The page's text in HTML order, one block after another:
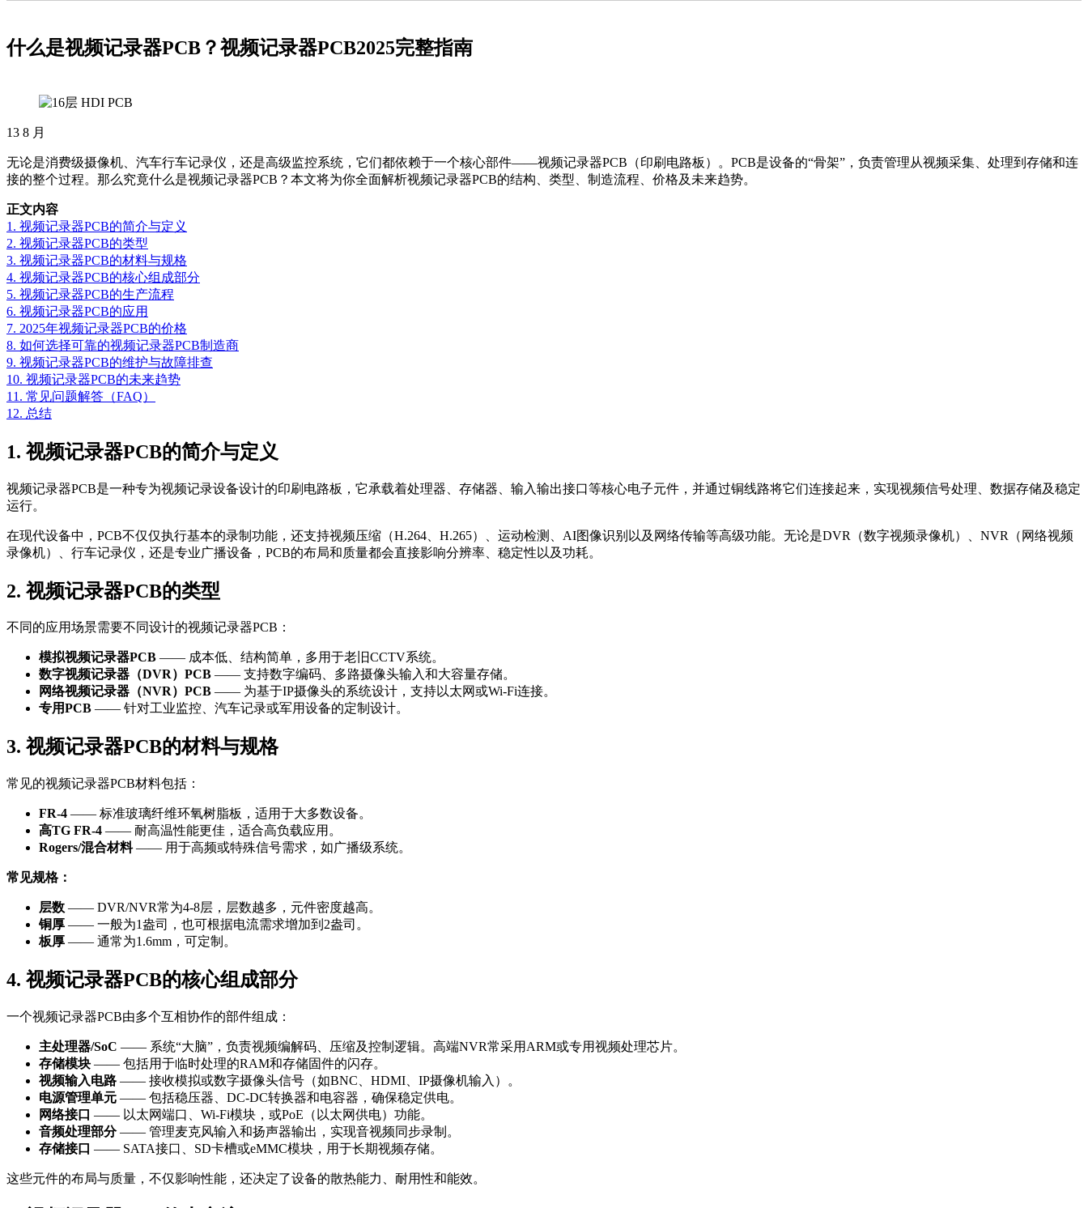
什么是视频记录器PCB？视频记录器PCB2025完整指南
13 8 月
无论是消费级摄像机、汽车行车记录仪，还是高级监控系统，它们都依赖于一个核心部件——视频记录器PCB（印刷电路板）。PCB是设备的“骨架”，负责管理从视频采集、处理到存储和连
接的整个过程。那么究竟什么是视频记录器PCB？本文将为你全面解析视频记录器PCB的结构、类型、制造流程、价格及未来趋势。
正文内容
1. 视频记录器PCB的简介与定义
2. 视频记录器PCB的类型
3. 视频记录器PCB的材料与规格
4. 视频记录器PCB的核心组成部分
5. 视频记录器PCB的生产流程
6. 视频记录器PCB的应用
7. 2025年视频记录器PCB的价格
8. 如何选择可靠的视频记录器PCB制造商
9. 视频记录器PCB的维护与故障排查
10. 视频记录器PCB的未来趋势
11. 常见问题解答（FAQ）
12. 总结
1. 视频记录器PCB的简介与定义
视频记录器PCB是一种专为视频记录设备设计的印刷电路板，它承载着处理器、存储器、输入输出接口等核心电子元件，并通过铜线路将它们连接起来，实现视频信号处理、数据存储及稳定
运行。
在现代设备中，PCB不仅仅执行基本的录制功能，还支持视频压缩（H.264、H.265）、运动检测、AI图像识别以及网络传输等高级功能。无论是DVR（数字视频录像机）、NVR（网络视频
录像机）、行车记录仪，还是专业广播设备，PCB的布局和质量都会直接影响分辨率、稳定性以及功耗。
2. 视频记录器PCB的类型
不同的应用场景需要不同设计的视频记录器PCB：
模拟视频记录器PCB —— 成本低、结构简单，多用于老旧CCTV系统。
数字视频记录器（DVR）PCB —— 支持数字编码、多路摄像头输入和大容量存储。
网络视频记录器（NVR）PCB —— 为基于IP摄像头的系统设计，支持以太网或Wi-Fi连接。
专用PCB —— 针对工业监控、汽车记录或军用设备的定制设计。
3. 视频记录器PCB的材料与规格
常见的视频记录器PCB材料包括：
FR-4 —— 标准玻璃纤维环氧树脂板，适用于大多数设备。
高TG FR-4 —— 耐高温性能更佳，适合高负载应用。
Rogers/混合材料—— 用于高频或特殊信号需求，如广播级系统。
常见规格：
层数 —— DVR/NVR常为4-8层，层数越多，元件密度越高。
铜厚 —— 一般为1盎司，也可根据电流需求增加到2盎司。
板厚 —— 通常为1.6mm，可定制。
4. 视频记录器PCB的核心组成部分
一个视频记录器PCB由多个互相协作的部件组成：
主处理器/SoC —— 系统“大脑”，负责视频编解码、压缩及控制逻辑。高端NVR常采用ARM或专用视频处理芯片。
存储模块 —— 包括用于临时处理的RAM和存储固件的闪存。
视频输入电路 —— 接收模拟或数字摄像头信号（如BNC、HDMI、IP摄像机输入）。
电源管理单元 —— 包括稳压器、DC-DC转换器和电容器，确保稳定供电。
网络接口 —— 以太网端口、Wi-Fi模块，或PoE（以太网供电）功能。
音频处理部分—— 管理麦克风输入和扬声器输出，实现音视频同步录制。
存储接口 —— SATA接口、SD卡槽或eMMC模块，用于长期视频存储。
这些元件的布局与质量，不仅影响性能，还决定了设备的散热能力、耐用性和能效。